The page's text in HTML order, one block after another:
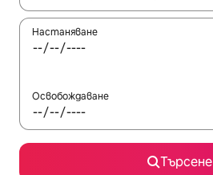
Настаняване
Освобождаване
Търсене